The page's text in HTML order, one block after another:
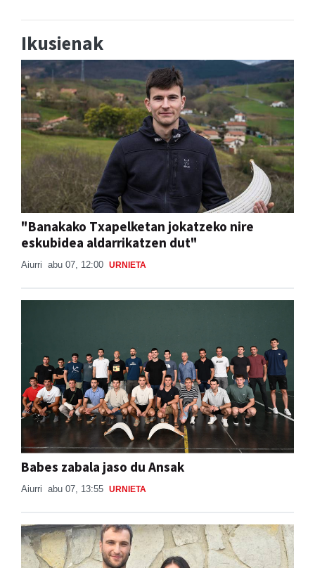
Ikusienak
"Banakako Txapelketan jokatzeko nire
eskubidea aldarrikatzen dut"
Aiurri abu 07, 12:00 URNIETA
Babes zabala jaso du Ansak
Aiurri abu 07, 13:55 URNIETA